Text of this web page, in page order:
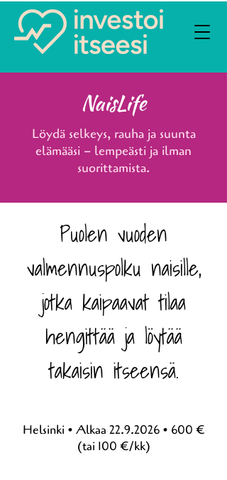
NaisLife
Löydä selkeys, rauha ja suunta
elämääsi – lempeästi ja ilman
suorittamista.
Puolen vuoden
valmennuspolku naisille,
jotka kaipaavat tilaa
hengittää ja löytää
takaisin itseensä.
Helsinki • Alkaa 22.9.2026• 600 €
(tai 100 €/kk)